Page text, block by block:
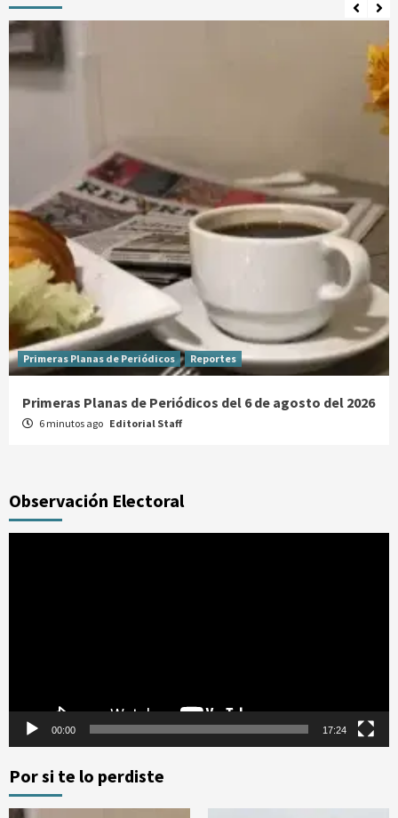
Primeras Planas de Periódicos Reportes
Primeras Planas de Periódicos del 6 de agosto del 2026
6 minutos ago Editorial Staff
Observación Electoral
00:00 17:24
Por si te lo perdiste